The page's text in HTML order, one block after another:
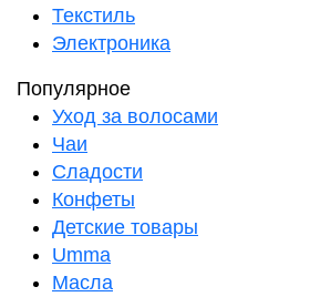
Текстиль
Электроника
Популярное
Уход за волосами
Чаи
Сладости
Конфеты
Детские товары
Umma
Масла